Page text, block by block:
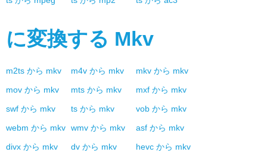
に変換する Mkv
m2ts から mkv m4v から mkv mkv から mkv
mov から mkv mts から mkv mxf から mkv
swf から mkv ts から mkv vob から mkv
webm から mkv wmv から mkv asf から mkv
divx から mkv dv から mkv hevc から mkv